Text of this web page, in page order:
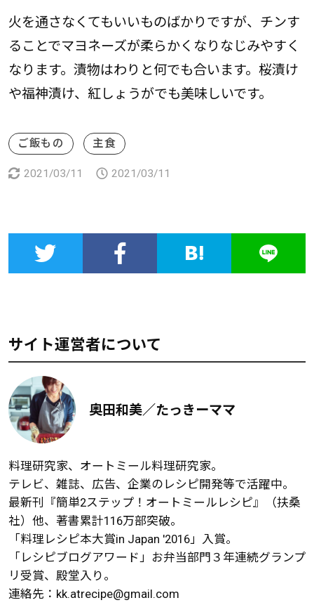
火を通さなくてもいいものばかりですが、チンす
ることでマヨネーズが柔らかくなりなじみやすく
なります。漬物はわりと何でも合います。桜漬け
や福神漬け、紅しょうがでも美味しいです。
ご飯もの 主食
2021/03/11 2021/03/11
サイト運営者について
奥田和美／たっきーママ
料理研究家、オートミール料理研究家。
テレビ、雑誌、広告、企業のレシピ開発等で活躍中。
最新刊『簡単2ステップ！オートミールレシピ』（扶桑
社）他、著書累計116万部突破。
「料理レシピ本大賞in Japan '2016」入賞。
「レシピブログアワード」お弁当部門３年連続グランプ
リ受賞、殿堂入り。
連絡先： kk.atrecipe@gmail.com